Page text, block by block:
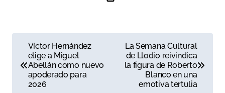
a
Víctor Hernández
elige a Miguel
Abellán como nuevo
apoderado para
2026
La Semana Cultural
de Llodio reivindica
la figura de Roberto
Blanco en una
emotiva tertulia